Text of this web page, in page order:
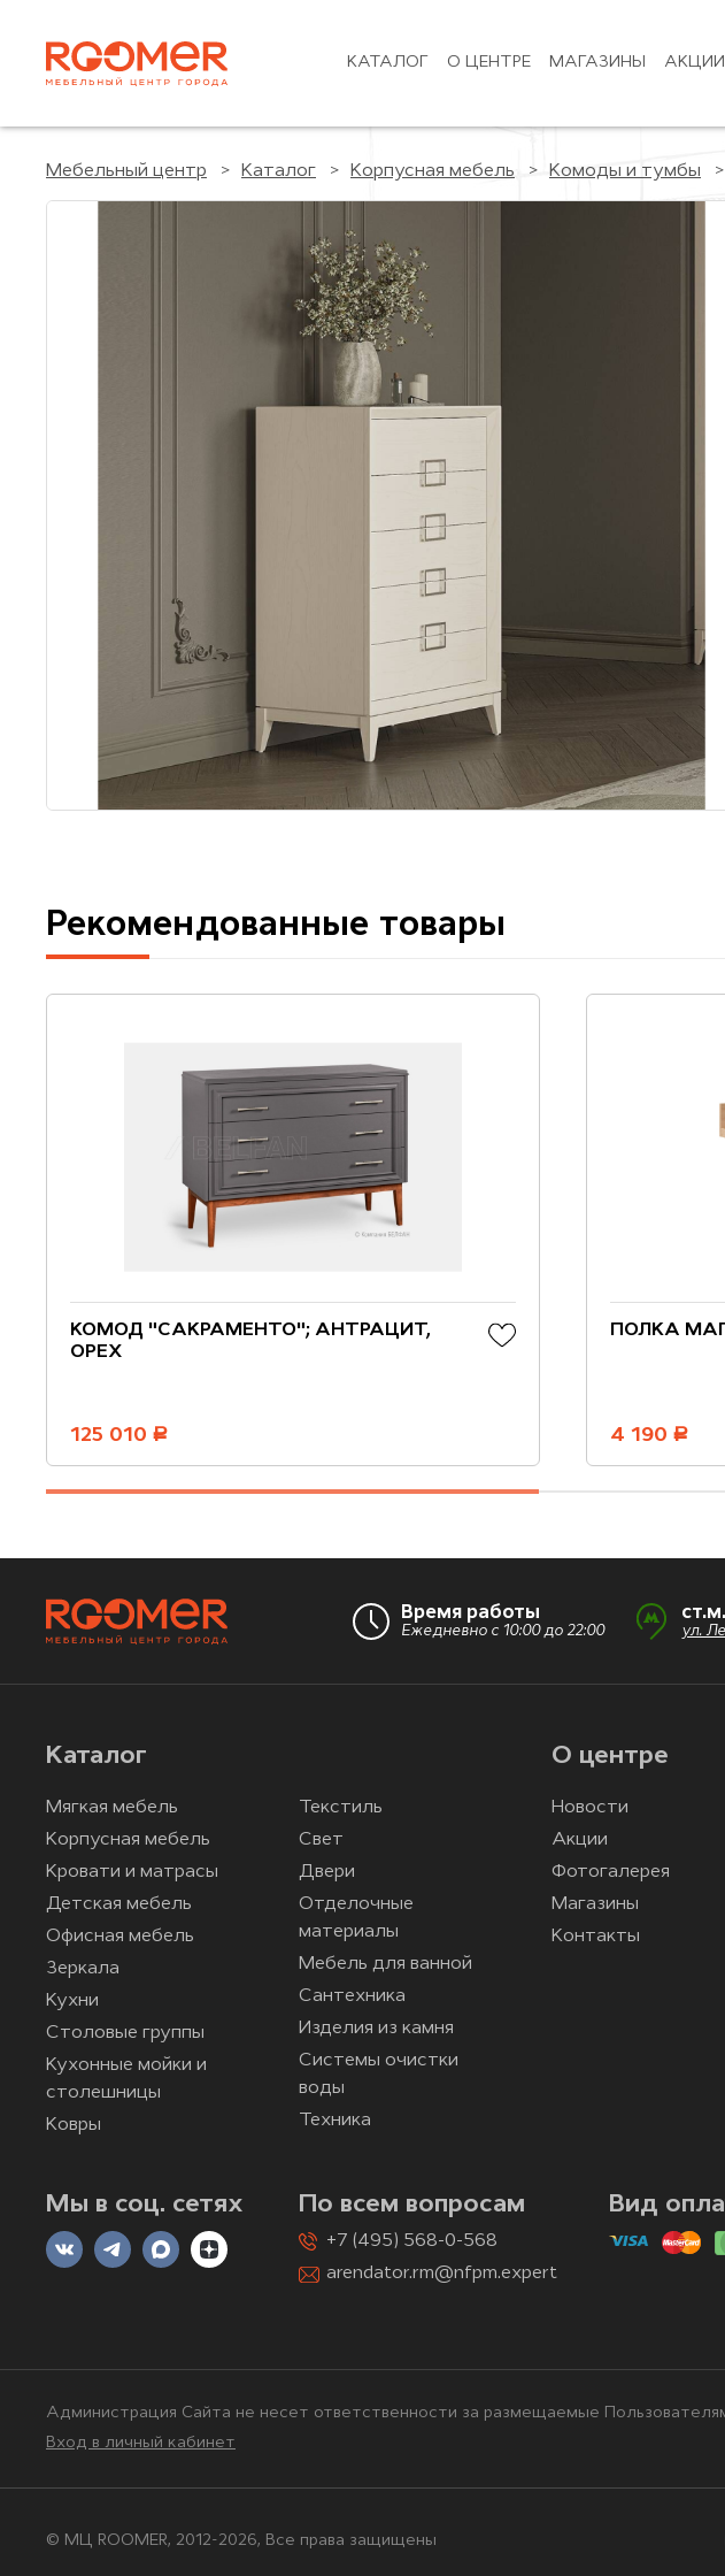
КАТАЛОГ О ЦЕНТРЕ МАГАЗИНЫ АКЦИИ
Мебельный центр Каталог Корпусная мебель Комоды и тумбы
Рекомендованные товары
КОМОД "САКРАМЕНТО"; АНТРАЦИТ,
ОРЕХ
125 010 руб.
ПОЛКА
4 190 руб.
Время работы
Ежедневно с 10:00 до 22:00 ул.
Каталог
Мягкая мебель
Корпусная мебель
Кровати и матрасы
Детская мебель
Офисная мебель
Зеркала
Кухни
Столовые группы
Кухонные мойки и
столешницы
Ковры
Текстиль
Свет
Двери
Отделочные
материалы
Мебель для ванной
Сантехника
Изделия из камня
Системы очистки
воды
Техника
О центре
Новости
Акции
Фотогалерея
Магазины
Контакты
Мы в соц. сетях По всем вопросам
+7 (495) 568-0-568
arendator.rm@nfpm.expert
Вид
Администрация Сайта не несет ответственности за размещаемые
Вход в личный кабинет
© МЦ ROOMER, 2012-2026, Bce права защищены